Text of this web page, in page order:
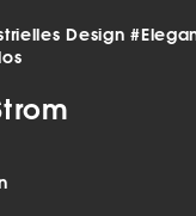
Design